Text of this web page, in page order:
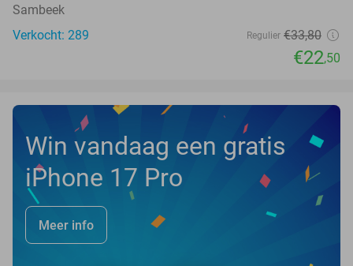
Sambeek
Verkocht: 289
Regulier €33,80
€22,50
Win vandaag een gratis
iPhone 17 Pro
Meer info